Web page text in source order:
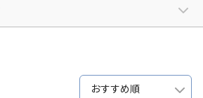
おすすめ順